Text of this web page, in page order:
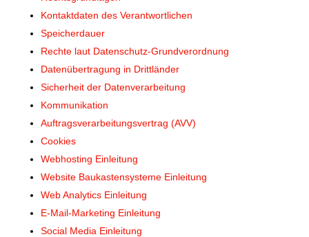
Kontaktdaten des Verantwortlichen
Speicherdauer
Rechte laut Datenschutz-Grundverordnung
Datenübertragung in Drittländer
Sicherheit der Datenverarbeitung
Kommunikation
Auftragsverarbeitungsvertrag (AVV)
Cookies
Webhosting Einleitung
Website Baukastensysteme Einleitung
Web Analytics Einleitung
E-Mail-Marketing Einleitung
Social Media Einleitung